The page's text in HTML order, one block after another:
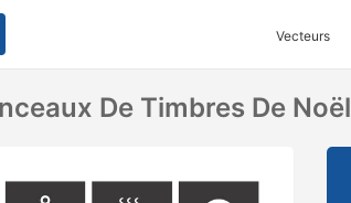
Vecteurs
De Timbres De Noël